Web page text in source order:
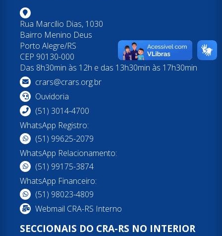
Rua Marcílio Dias, 1030
Bairro Menino Deus
Porto Alegre/RS
CEP 90130-000
Das 8h30min às 12h e das 13h30min às 17h30min
crars@crars.org.br
Ouvidoria
(51) 3014-4700
WhatsApp Registro:
(51) 99625-2079
WhatsApp Relacionamento:
(51) 99175-3874
WhatsApp Financeiro:
(51) 98023-4809
Webmail CRA-RS Interno
SECCIONAIS DO CRA-RS NO INTERIOR